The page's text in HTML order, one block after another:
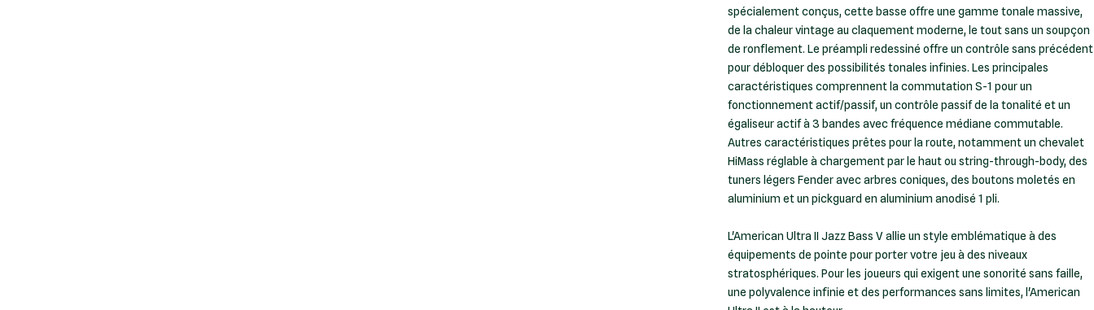
spécialement conçus, cette basse offre une gamme tonale massive,
de la chaleur vintage au claquement moderne, le tout sans un soupçon
de ronflement. Le préampli redessiné offre un contrôle sans précédent
pour débloquer des possibilités tonales infinies. Les principales
caractéristiques comprennent la commutation S-1 pour un
fonctionnement actif/passif, un contrôle passif de la tonalité et un
égaliseur actif à 3 bandes avec fréquence médiane commutable.
Autres caractéristiques prêtes pour la route, notamment un chevalet
HiMass réglable à chargement par le haut ou string-through-body, des
tuners légers Fender avec arbres coniques, des boutons moletés en
aluminium et un pickguard en aluminium anodisé 1 pli.
L'American Ultra II Jazz Bass V allie un style emblématique à des
équipements de pointe pour porter votre jeu à des niveaux
stratosphériques. Pour les joueurs qui exigent une sonorité sans faille,
une polyvalence infinie et des performances sans limites, l'American